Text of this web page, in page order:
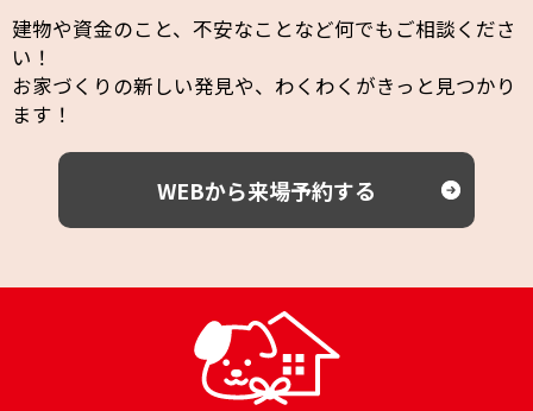
建物や資金のこと、不安なことなど何でもご相談くださ
い！
お家づくりの新しい発見や、わくわくがきっと見つかり
ます！
WEBから来場予約する